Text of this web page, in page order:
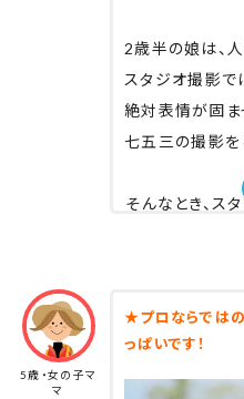
2歳半の娘は、
スタジオ撮影で
絶対表情が固ま
七五三の撮影を
そんなとき、ス
娘は家族一緒で
自然な良い表情
5歳・女の子マ
マ
★プロならでは
っぱいです！